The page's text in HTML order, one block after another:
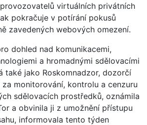
virtuálních privátních
pokračuje v potírání pokusů
zavedených webových omezení.
dohled nad komunikacemi,
a hromadnými sdělovacími
také jako Roskomnadzor, dozorčí
monitorování, kontrolu a cenzuru
sdělovacích prostředků, oznámila
a obvinila ji z umožnění přístupu
informovala tento týden